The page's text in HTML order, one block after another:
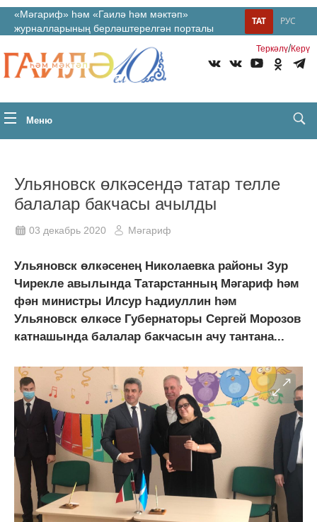
«Мәгариф» һәм «Гаилә һәм мәктәп»
журналларының берләштерелгән порталы
РУС
ТАТ
Теркəлү/Керү
Меню
Ульяновск өлкәсендә татар телле
балалар бакчасы ачылды
03 декабрь 2020 Мәгариф
Ульяновск өлкәсенең Николаевка районы Зур
Чирекле авылында Татарстанның Мәгариф һәм
фән министры Илсур Һадиуллин һәм
Ульяновск өлкәсе Губернаторы Сергей Морозов
катнашында балалар бакчасын ачу тантана...